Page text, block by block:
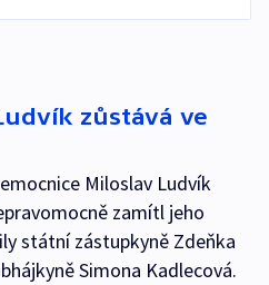
zůstává ve
Miloslav Ludvík
zamítl jeho
státní zástupkyně Zdeňka
Simona Kadlecová.